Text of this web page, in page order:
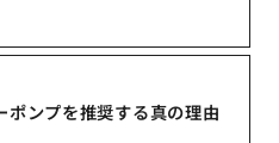
ンプを推奨する真の理由